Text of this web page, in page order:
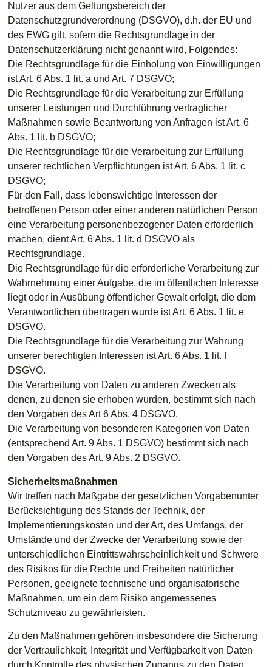
Nutzer aus dem Geltungsbereich der
Datenschutzgrundverordnung (DSGVO), d.h. der EU und
des EWG gilt, sofern die Rechtsgrundlage in der
Datenschutzerklärung nicht genannt wird, Folgendes:
Die Rechtsgrundlage für die Einholung von Einwilligungen
ist Art. 6 Abs. 1 lit. a und Art. 7 DSGVO;
Die Rechtsgrundlage für die Verarbeitung zur Erfüllung
unserer Leistungen und Durchführung vertraglicher
Maßnahmen sowie Beantwortung von Anfragen ist Art. 6
Abs. 1 lit. b DSGVO;
Die Rechtsgrundlage für die Verarbeitung zur Erfüllung
unserer rechtlichen Verpflichtungen ist Art. 6 Abs. 1 lit. c
DSGVO;
Für den Fall, dass lebenswichtige Interessen der
betroffenen Person oder einer anderen natürlichen Person
eine Verarbeitung personenbezogener Daten erforderlich
machen, dient Art. 6 Abs. 1 lit. d DSGVO als
Rechtsgrundlage.
Die Rechtsgrundlage für die erforderliche Verarbeitung zur
Wahrnehmung einer Aufgabe, die im öffentlichen Interesse
liegt oder in Ausübung öffentlicher Gewalt erfolgt, die dem
Verantwortlichen übertragen wurde ist Art. 6 Abs. 1 lit. e
DSGVO.
Die Rechtsgrundlage für die Verarbeitung zur Wahrung
unserer berechtigten Interessen ist Art. 6 Abs. 1 lit. f
DSGVO.
Die Verarbeitung von Daten zu anderen Zwecken als
denen, zu denen sie erhoben wurden, bestimmt sich nach
den Vorgaben des Art 6 Abs. 4 DSGVO.
Die Verarbeitung von besonderen Kategorien von Daten
(entsprechend Art. 9 Abs. 1 DSGVO) bestimmt sich nach
den Vorgaben des Art. 9 Abs. 2 DSGVO.
Sicherheitsmaßnahmen
Wir treffen nach Maßgabe der gesetzlichen Vorgabenunter
Berücksichtigung des Stands der Technik, der
Implementierungskosten und der Art, des Umfangs, der
Umstände und der Zwecke der Verarbeitung sowie der
unterschiedlichen Eintrittswahrscheinlichkeit und Schwere
des Risikos für die Rechte und Freiheiten natürlicher
Personen, geeignete technische und organisatorische
Maßnahmen, um ein dem Risiko angemessenes
Schutzniveau zu gewährleisten.
Zu den Maßnahmen gehören insbesondere die Sicherung
der Vertraulichkeit, Integrität und Verfügbarkeit von Daten
durch Kontrolle des physischen Zugangs zu den Daten,